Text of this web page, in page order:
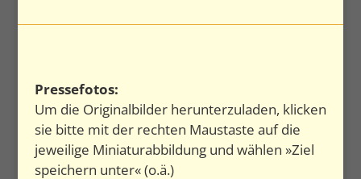
Pressefotos:
Um die Originalbilder herunterzuladen, klicken
sie bitte mit der rechten Maustaste auf die
jeweilige Miniaturabbildung und wählen »Ziel
speichern unter« (o.ä.)